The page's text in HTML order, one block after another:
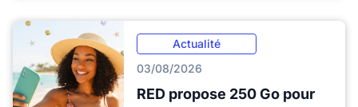
Actualité
03/08/2026
RED propose 250 Go pour